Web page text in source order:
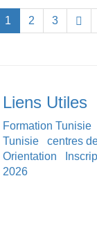
1 2 3
Liens Utiles
Formation Tunisie
Tunisie
centres
Orientation
2026